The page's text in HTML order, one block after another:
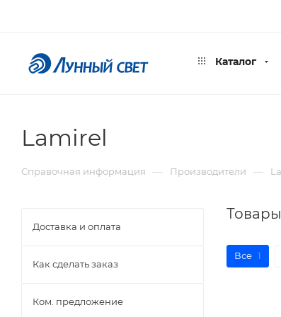
Каталог
Lamirel
Справочная информация — Производители —
Все 1
Доставка и оплата
Как сделать заказ
Ком. предложение